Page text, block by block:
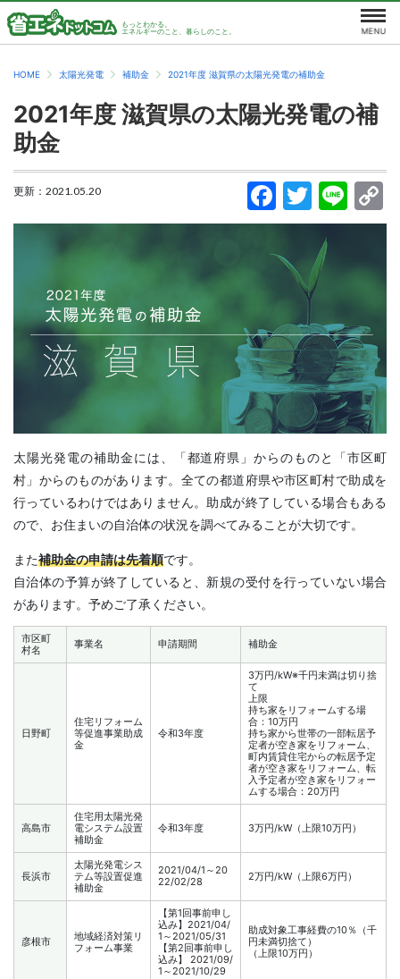
もっとわかる。
エネルギーのこと、暮らしのこと。
HOME 太陽光発電 補助金 2021年度 滋賀県の太陽光発電の補助金
2021年度 滋賀県の太陽光発電の補
助金
更新： 2021.05.20
太陽光発電の補助金には、「都道府県」からのものと「市区町
村」からのものがあります。全ての都道府県や市区町村で助成を
行っているわけではありません。助成が終了している場合もある
ので、お住まいの自治体の状況を調べてみることが大切です。
また補助金の申請は先着順です。
自治体の予算が終了していると、新規の受付を行っていない場合
があります。予めご了承ください。
市区町
村名
事業名 申請期間 補助金
日野町
住宅リフォーム
等促進事業助成
金
令和3年度
3万円/kW※千円未満は切り捨
て
上限
持ち家をリフォームする場
合：10万円
持ち家から世帯の一部転居予
定者が空き家をリフォーム、
町内賃貸住宅からの転居予定
者が空き家をリフォーム、転
入予定者が空き家をリフォー
ムする場合：20万円
高島市
住宅用太陽光発
電システム設置
補助金
令和3年度 3万円/kW（上限10万円）
長浜市
太陽光発電シス
テム等設置促進
補助金
2021/04/1～20
22/02/28
2万円/kW（上限6万円）
彦根市
地域経済対策リ
フォーム事業
【第1回事前申し
込み】2021/04/
1～2021/05/31
【第2回事前申し
込み】 2021/09/
1～2021/10/29
助成対象工事経費の10％（千
円未満切捨て）
（上限10万円）